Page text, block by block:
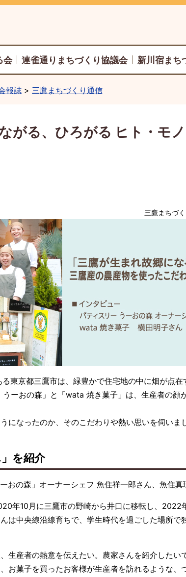
会 連雀通りまちづくり協議会 新川宿まち
報誌 三鷹まちづくり通信
がる、ひろがる ヒト・モ
三鷹まちづ
東京都三鷹市は、緑豊かで住宅地の中に畑が点
ーおの森」と「wata 焼き菓子」は、生産者の顔
なったのか、そのこだわりや熱い思いを伺いまし
を紹介
の森」オーナーシェフ 魚住祥一郎さん、魚住真
10月に三鷹市の野崎から井口に移転し、2022
は中央線沿線育ちで、学生時代を過ごした場所で
生産者の熱意を伝えたい。農家さんを紹介したい
お菓子を買ったお客様が生産者を訪れるような、